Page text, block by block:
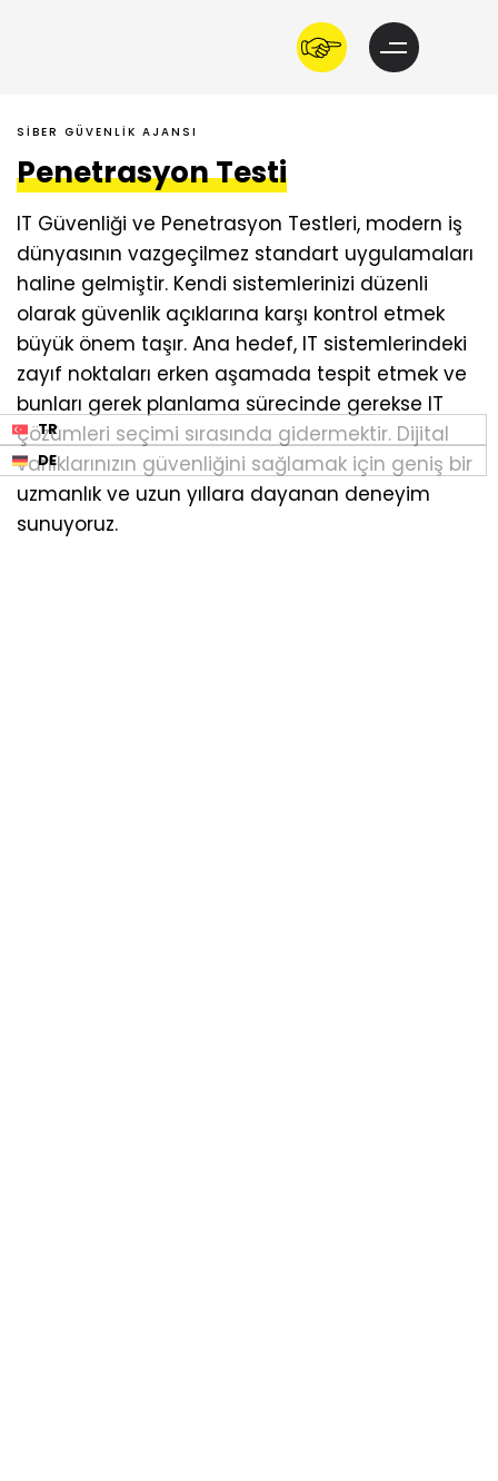
TR
DE
SİBER GÜVENLİK AJANSI
Penetrasyon Testi
IT Güvenliği ve Penetrasyon Testleri, modern iş
dünyasının vazgeçilmez standart uygulamaları
haline gelmiştir. Kendi sistemlerinizi düzenli
olarak güvenlik açıklarına karşı kontrol etmek
büyük önem taşır. Ana hedef, IT sistemlerindeki
zayıf noktaları erken aşamada tespit etmek ve
bunları gerek planlama sürecinde gerekse IT
çözümleri seçimi sırasında gidermektir. Dijital
varlıklarınızın güvenliğini sağlamak için geniş bir
uzmanlık ve uzun yıllara dayanan deneyim
sunuyoruz.